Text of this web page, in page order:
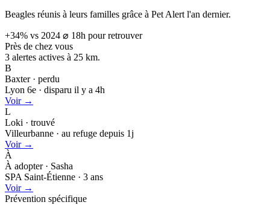
Beagles réunis à leurs familles grâce à Pet Alert l'an dernier.
+34% vs 2024 ⌀ 18h pour retrouver
Près de chez vous
3 alertes actives à 25 km.
B
Baxter · perdu
Lyon 6e · disparu il y a 4h
Voir →
L
Loki · trouvé
Villeurbanne · au refuge depuis 1j
Voir →
À
À adopter · Sasha
SPA Saint-Étienne · 3 ans
Voir →
Prévention spécifique